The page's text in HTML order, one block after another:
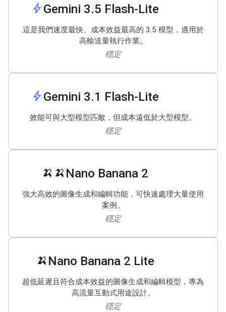
boltGemini 3.5 Flash-Lite
這是我們速度最快、成本效益最高的 3.5 模型，適用於
高輸送量執行作業。
穩定
boltGemini 3.1 Flash-Lite
效能可與大型模型匹敵，但成本遠低於大型模型。
穩定
🍌🍌 Nano Banana 2
強大高效的圖像生成和編輯功能，可快速處理大量使用
案例。
穩定
🍌 Nano Banana 2 Lite
超低延遲且符合成本效益的圖像生成和編輯模型，專為
高流量互動式用途設計。
穩定